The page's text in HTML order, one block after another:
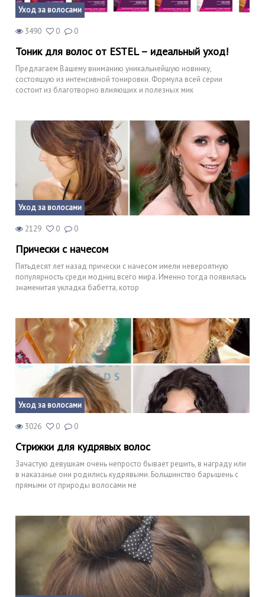
Уход за волосами
3490 0 0
Тоник для волос от ESTEL – идеальный уход!
Предлагаем Вашему вниманию уникальнейшую новинку,
состоящую из интенсивной тонировки. Формула всей серии
состоит из благотворно влияющих и полезных мик
Уход за волосами
2129 0 0
Прически с начесом
Пятьдесят лет назад прически с начесом имели невероятную
популярность среди модниц всего мира. Именно тогда появилась
знаменитая укладка бабетта, котор
Уход за волосами
3026 0 0
Стрижки для кудрявых волос
Зачастую девушкам очень непросто бывает решить, в награду или
в наказанье они родились кудрявыми. Большинство барышень с
прямыми от природы волосами ме